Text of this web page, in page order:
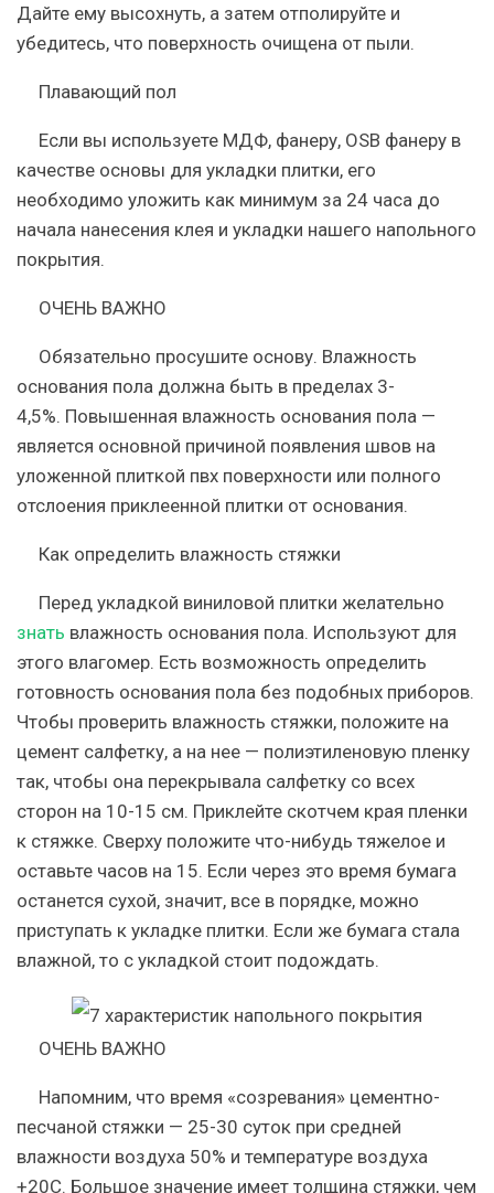
Дайте ему высохнуть, а затем отполируйте и
убедитесь, что поверхность очищена от пыли.
Плавающий пол
Если вы используете МДФ, фанеру, OSB фанеру в
качестве основы для укладки плитки, его
необходимо уложить как минимум за 24 часа до
начала нанесения клея и укладки нашего напольного
покрытия.
ОЧЕНЬ ВАЖНО
Обязательно просушите основу. Влажность
основания пола должна быть в пределах 3-
4,5%. Повышенная влажность основания пола —
является основной причиной появления швов на
уложенной плиткой пвх поверхности или полного
отслоения приклеенной плитки от основания.
Как определить влажность стяжки
Перед укладкой виниловой плитки желательно
знать влажность основания пола. Используют для
этого влагомер. Есть возможность определить
готовность основания пола без подобных приборов.
Чтобы проверить влажность стяжки, положите на
цемент салфетку, а на нее — полиэтиленовую пленку
так, чтобы она перекрывала салфетку со всех
сторон на 10-15 см. Приклейте скотчем края пленки
к стяжке. Сверху положите что-нибудь тяжелое и
оставьте часов на 15. Если через это время бумага
останется сухой, значит, все в порядке, можно
приступать к укладке плитки. Если же бумага стала
влажной, то с укладкой стоит подождать.
ОЧЕНЬ ВАЖНО
Напомним, что время «созревания» цементно-
песчаной стяжки — 25-30 суток при средней
влажности воздуха 50% и температуре воздуха
+20С. Большое значение имеет толщина стяжки, чем